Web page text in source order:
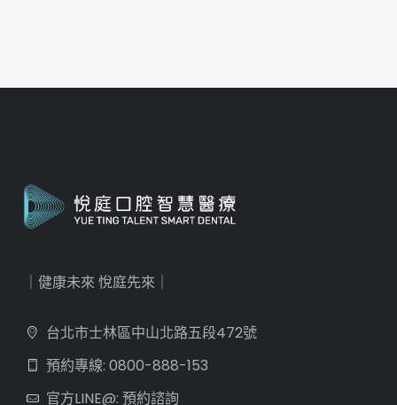
｜健康未來 悅庭先來｜
台北市士林區中山北路五段472號
預約專線: 0800-888-153
官方LINE@: 預約諮詢